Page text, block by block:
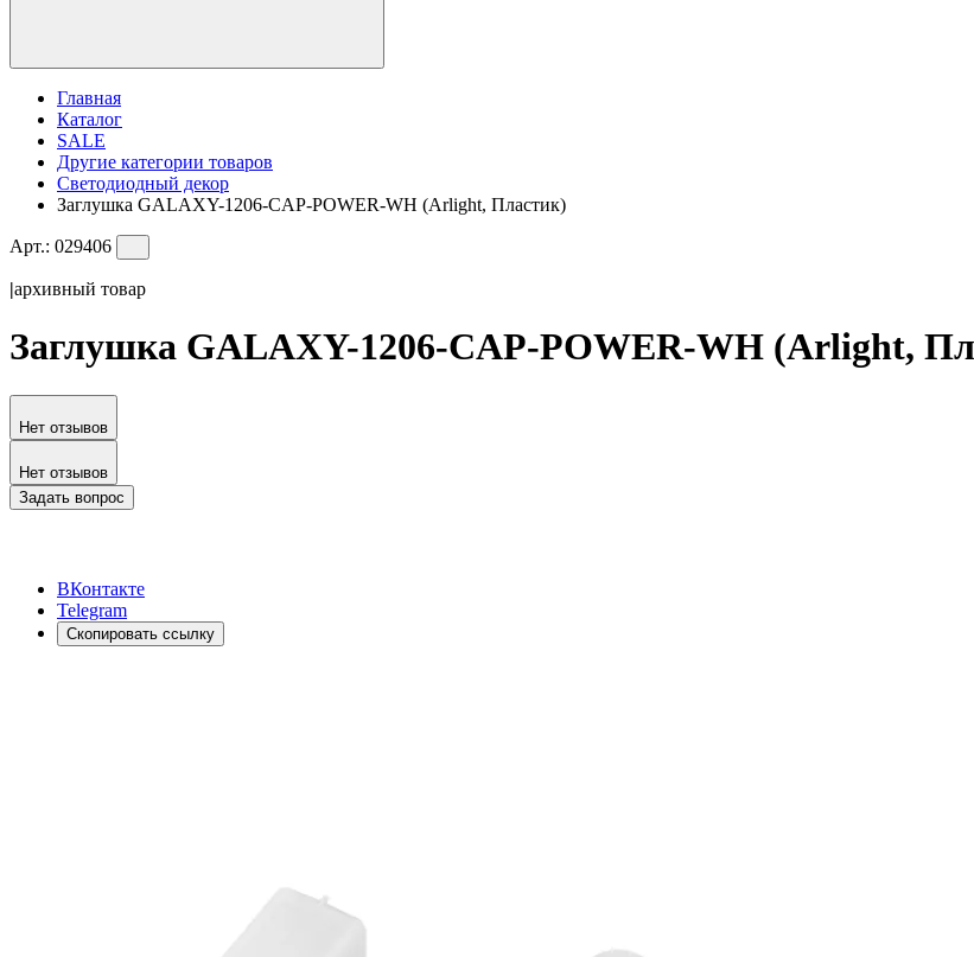
Главная
Каталог
SALE
Другие категории товаров
Светодиодный декор
Заглушка GALAXY-1206-CAP-POWER-WH (Arlight, Пластик)
Арт.: 029406
|архивный товар
Заглушка GALAXY-1206-CAP-POWER-WH (Arlight,
Нет отзывов
Нет отзывов
Задать вопрос
ВКонтакте
Telegram
Скопировать ссылку